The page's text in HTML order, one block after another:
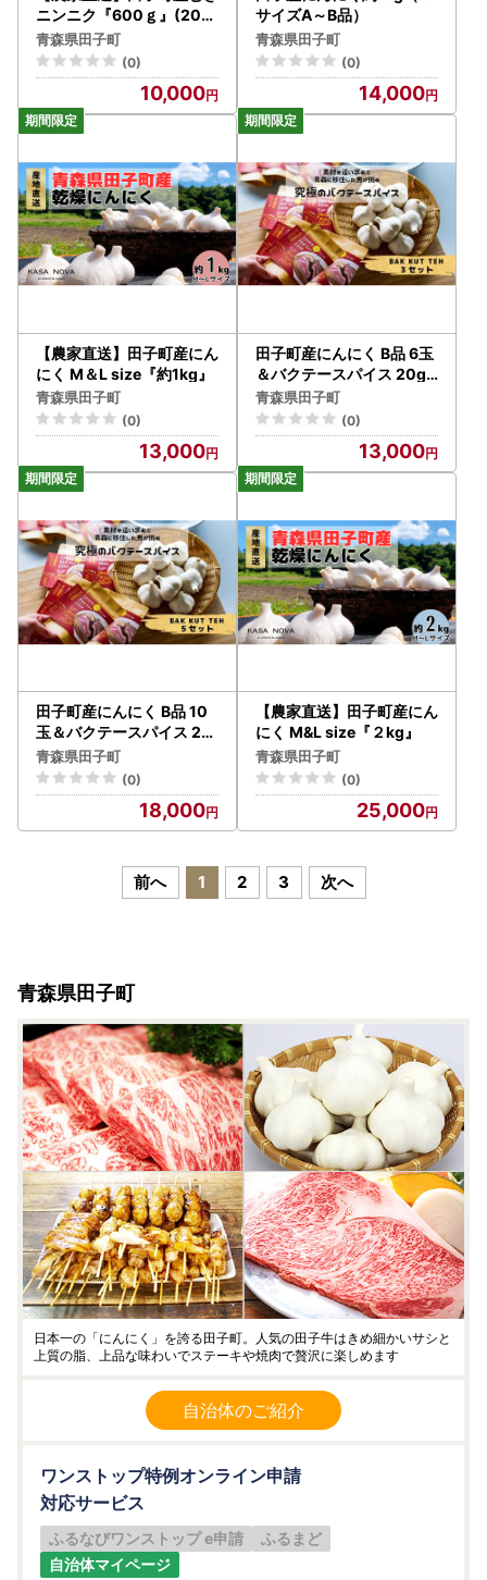
ニンニク『600ｇ』(200
g×3)
青森県田子町
(0)
10,000
サイズA～B品）
青森県田子町
(0)
14,000
【農家直送】田子町産にん
にく M＆L size『約1kg』
青森県田子町
(0)
13,000
田子町産にんにく B品 6玉
＆バクテースパイス 20g×
3袋
青森県田子町
(0)
13,000
田子町産にんにく B品 10
玉＆バクテースパイス 20
g×5袋
青森県田子町
(0)
18,000
【農家直送】田子町産にん
にく M&L size『２kg』
青森県田子町
(0)
25,000
前へ 1 2 3 次へ
青森県田子町
日本一の「にんにく」を誇る田子町。人気の田子牛はきめ細かいサシと
上質の脂、上品な味わいでステーキや焼肉で贅沢に楽しめます
自治体のご紹介
ワンストップ特例オンライン申請
対応サービス
ふるなびワンストップ e申請
ふるまど
自治体マイページ